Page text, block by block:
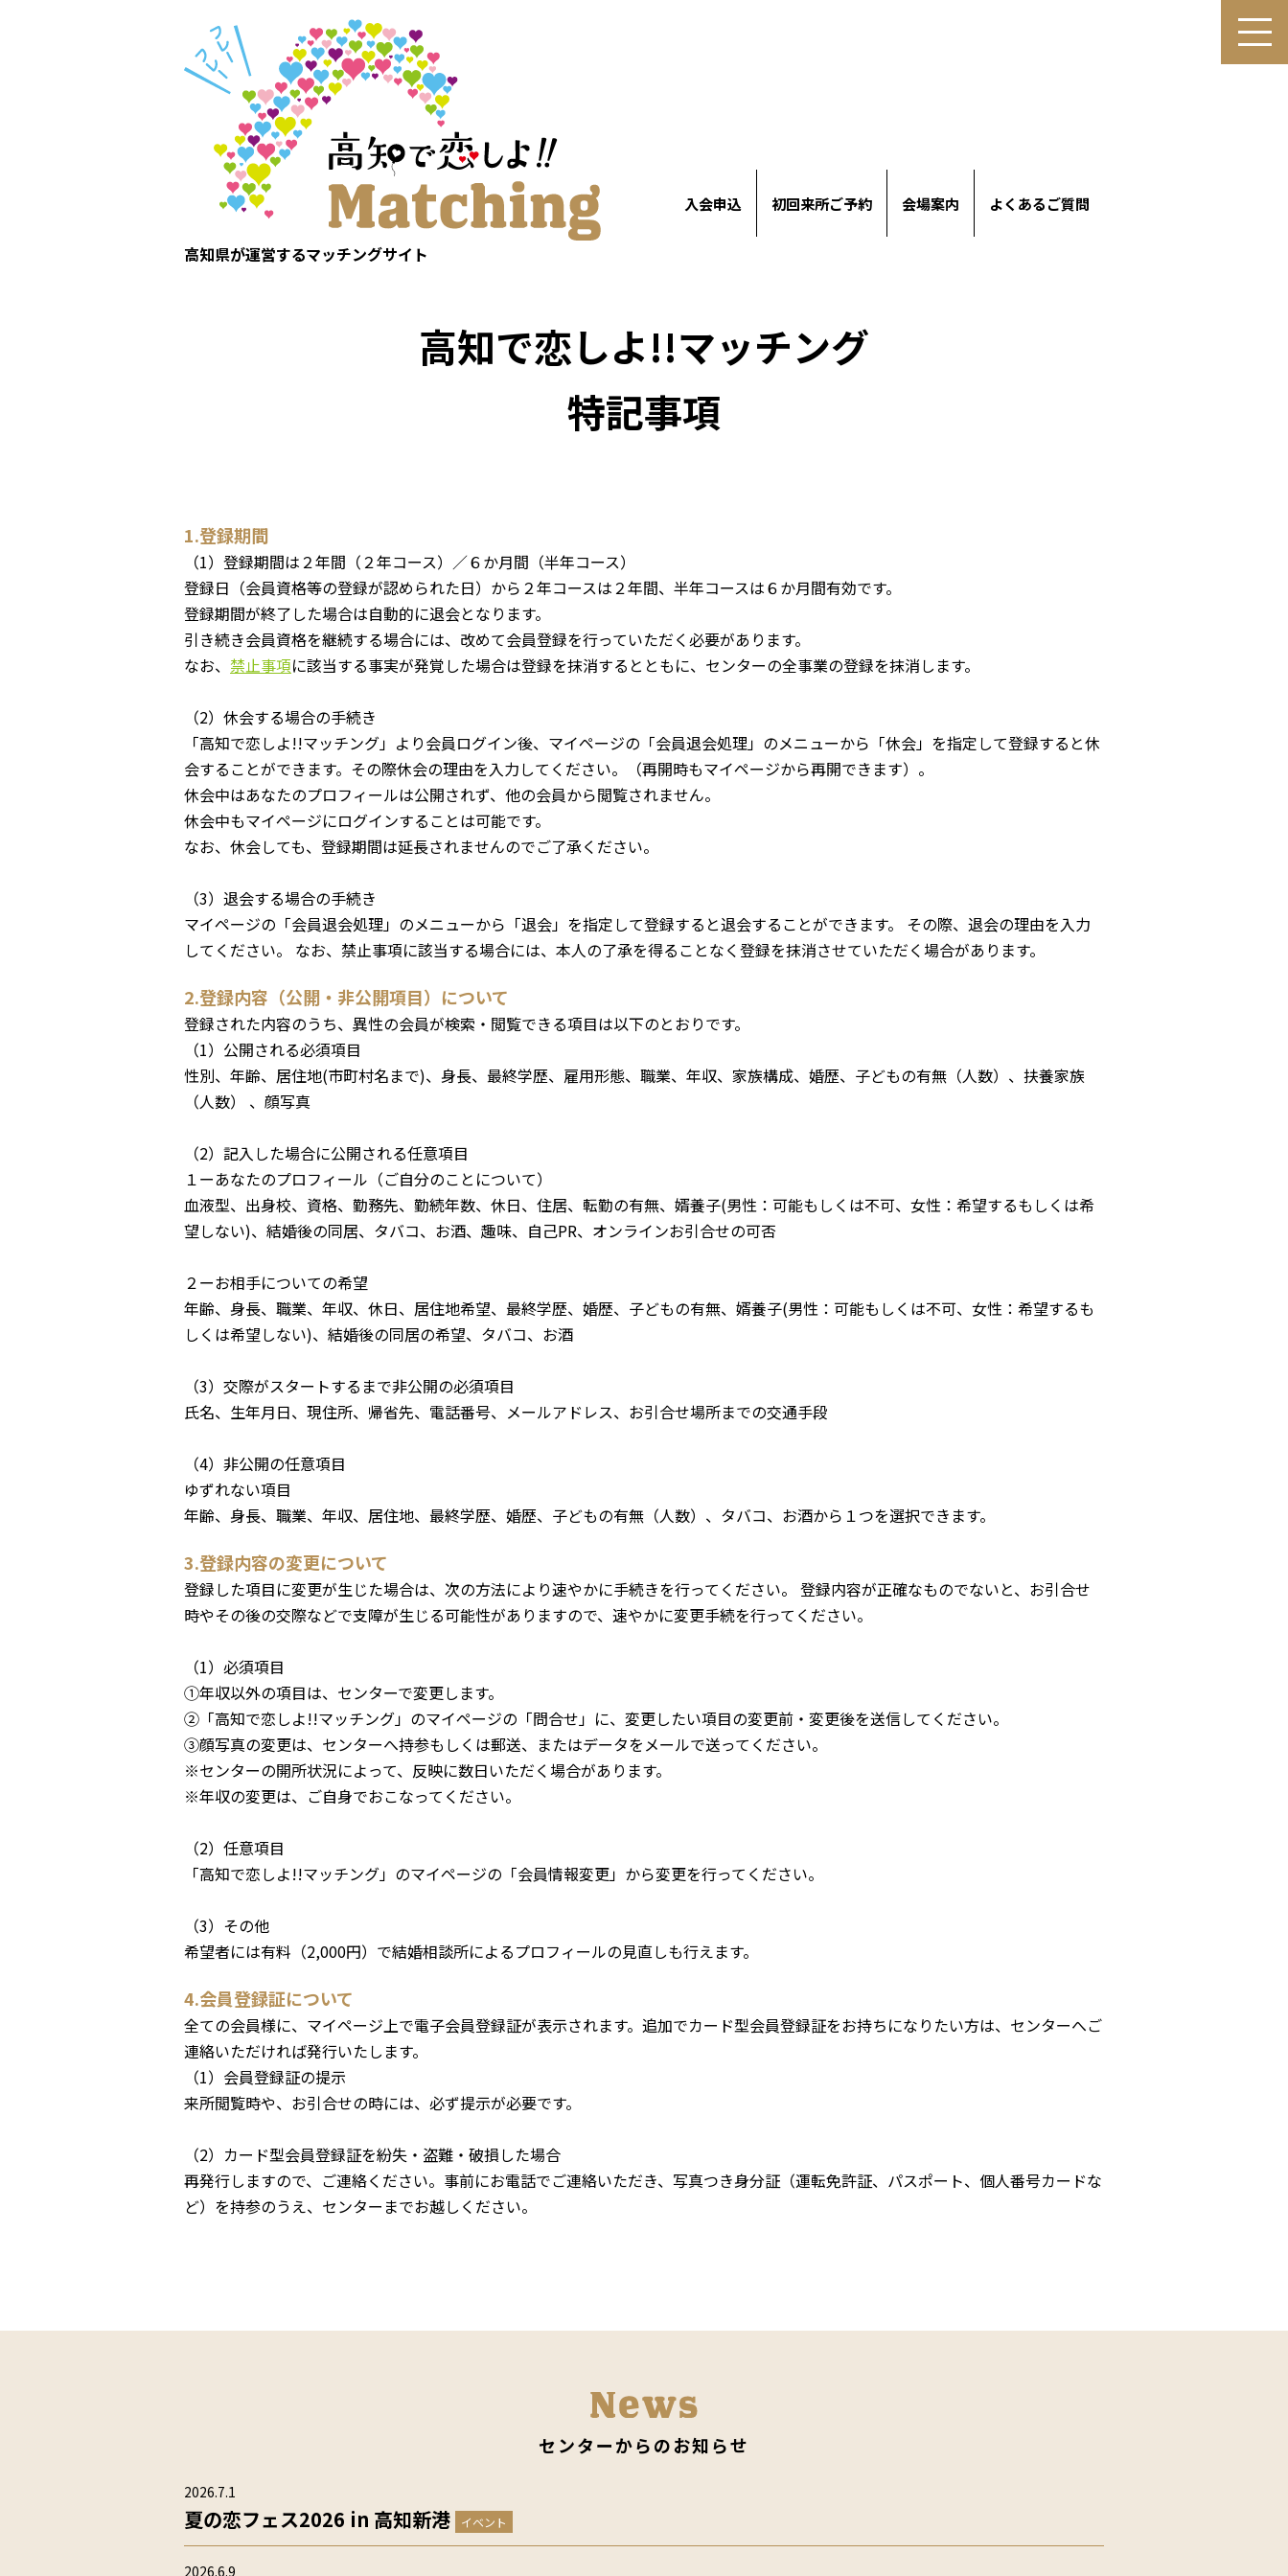
高知県が運営するマッチングサイト
入会申込 初回来所ご予約 会場案内 よくあるご質問
高知で恋しよ!!マッチング
特記事項
1.登録期間
（1）登録期間は２年間（２年コース）／６か月間（半年コース）
登録日（会員資格等の登録が認められた日）から２年コースは２年間、半年コースは６か月間有効です。
登録期間が終了した場合は自動的に退会となります。
引き続き会員資格を継続する場合には、改めて会員登録を行っていただく必要があります。
なお、 禁止事項に該当する事実が発覚した場合は登録を抹消するとともに、センターの全事業の登録を抹消します。
（2）休会する場合の手続き
「高知で恋しよ!!マッチング」より会員ログイン後、マイページの「会員退会処理」のメニューから「休会」を指定して登録すると休
会することができます。その際休会の理由を入力してください。（再開時もマイページから再開できます）。
休会中はあなたのプロフィールは公開されず、他の会員から閲覧されません。
休会中もマイページにログインすることは可能です。
なお、休会しても、登録期間は延長されませんのでご了承ください。
（3）退会する場合の手続き
マイページの「会員退会処理」のメニューから「退会」を指定して登録すると退会することができます。 その際、退会の理由を入力
してください。 なお、禁止事項に該当する場合には、本人の了承を得ることなく登録を抹消させていただく場合があります。
2.登録内容（公開・非公開項目）について
登録された内容のうち、異性の会員が検索・閲覧できる項目は以下のとおりです。
（1）公開される必須項目
性別、年齢、居住地(市町村名まで)、身長、最終学歴、雇用形態、職業、年収、家族構成、婚歴、子どもの有無（人数）、扶養家族
（人数） 、顔写真
（2）記入した場合に公開される任意項目
１ーあなたのプロフィール（ご自分のことについて）
血液型、出身校、資格、勤務先、勤続年数、休日、住居、転勤の有無、婿養子(男性：可能もしくは不可、女性：希望するもしくは希
望しない)、結婚後の同居、タバコ、お酒、趣味、自己PR、オンラインお引合せの可否
２ーお相手についての希望
年齢、身長、職業、年収、休日、居住地希望、最終学歴、婚歴、子どもの有無、婿養子(男性：可能もしくは不可、女性：希望するも
しくは希望しない)、結婚後の同居の希望、タバコ、お酒
（3）交際がスタートするまで非公開の必須項目
氏名、生年月日、現住所、帰省先、電話番号、メールアドレス、お引合せ場所までの交通手段
（4）非公開の任意項目
ゆずれない項目
年齢、身長、職業、年収、居住地、最終学歴、婚歴、子どもの有無（人数）、タバコ、お酒から１つを選択できます。
3.登録内容の変更について
登録した項目に変更が生じた場合は、次の方法により速やかに手続きを行ってください。 登録内容が正確なものでないと、お引合せ
時やその後の交際などで支障が生じる可能性がありますので、速やかに変更手続を行ってください。
（1）必須項目
①年収以外の項目は、センターで変更します。
②「高知で恋しよ!!マッチング」のマイページの「問合せ」に、変更したい項目の変更前・変更後を送信してください。
③顔写真の変更は、センターへ持参もしくは郵送、またはデータをメールで送ってください。
※センターの開所状況によって、反映に数日いただく場合があります。
※年収の変更は、ご自身でおこなってください。
（2）任意項目
「高知で恋しよ!!マッチング」のマイページの「会員情報変更」から変更を行ってください。
（3）その他
希望者には有料（2,000円）で結婚相談所によるプロフィールの見直しも行えます。
4.会員登録証について
全ての会員様に、マイページ上で電子会員登録証が表示されます。追加でカード型会員登録証をお持ちになりたい方は、センターへご
連絡いただければ発行いたします。
（1）会員登録証の提示
来所閲覧時や、お引合せの時には、必ず提示が必要です。
（2）カード型会員登録証を紛失・盗難・破損した場合
再発行しますので、ご連絡ください。事前にお電話でご連絡いただき、写真つき身分証（運転免許証、パスポート、個人番号カードな
ど）を持参のうえ、センターまでお越しください。
センターからのお知らせ
2026.7.1
夏の恋フェス2026 in 高知新港 イベント
2026.6.9